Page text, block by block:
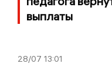
выплаты
28/07 13:01